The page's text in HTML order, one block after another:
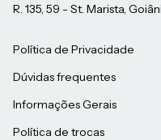
R. 135, 59 - St. Marista,
Política de Privacidade
Dúvidas frequentes
Informações Gerais
Política de trocas